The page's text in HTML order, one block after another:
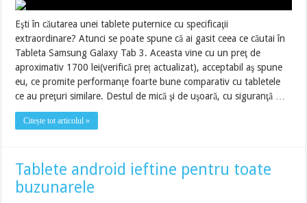
Eşti în căutarea unei tablete puternice cu specificaţii
extraordinare? Atunci se poate spune că ai gasit ceea ce căutai în
Tableta Samsung Galaxy Tab 3. Aceasta vine cu un preţ de
aproximativ 1700 lei(verifică preț actualizat), acceptabil aş spune
eu, ce promite performanţe foarte bune comparativ cu tabletele
ce au preţuri similare. Destul de mică şi de uşoară, cu siguranţă …
Citește tot articolul »
Tablete android ieftine pentru toate
buzunarele